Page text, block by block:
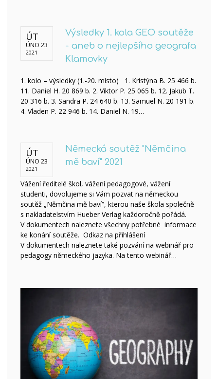
ÚT
ÚNO 23
2021
Výsledky 1. kola GEO soutěže
- aneb o nejlepšího geografa
Klamovky
1. kolo – výsledky (1.-20. místo) 1. Kristýna B. 25 466 b.
11. Daniel H. 20 869 b. 2. Viktor P. 25 065 b. 12. Jakub T.
20 316 b. 3. Sandra P. 24 640 b. 13. Samuel N. 20 191 b.
4. Vladen P. 22 946 b. 14. Daniel N. 19…
ÚT
ÚNO 23
2021
Německá soutěž "Němčina
mě baví" 2021
Vážení ředitelé škol, vážení pedagogové, vážení
studenti, dovolujeme si Vám pozvat na německou
soutěž „Němčina mě baví“, kterou naše škola společně
s nakladatelstvím Hueber Verlag každoročně pořádá.
V dokumentech naleznete všechny potřebné informace
ke konání soutěže. Odkaz na přihlášení
V dokumentech naleznete také pozvání na webinář pro
pedagogy německého jazyka. Na tento webinář…